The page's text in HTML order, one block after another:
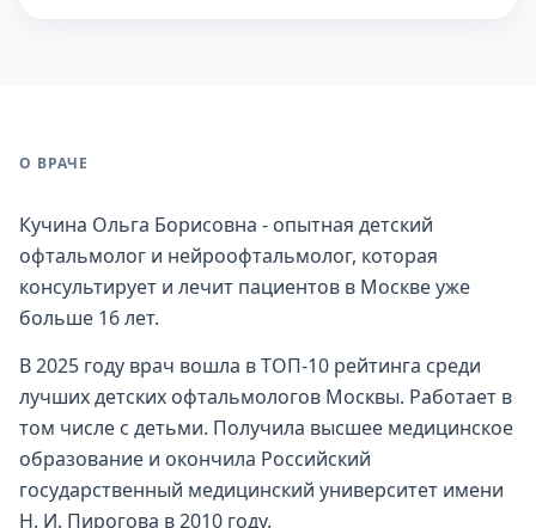
О ВРАЧЕ
Кучина Ольга Борисовна - опытная детский
офтальмолог и нейроофтальмолог, которая
консультирует и лечит пациентов в Москве уже
больше 16 лет.
В 2025 году врач вошла в ТОП-10 рейтинга среди
лучших детских офтальмологов Москвы. Работает в
том числе с детьми. Получила высшее медицинское
образование и окончила Российский
государственный медицинский университет имени
Н. И. Пирогова в 2010 году.